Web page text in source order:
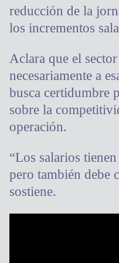
reducción de la
los incrementos
Aclara que el
necesariamente a
busca certidumbre
sobre la
operación.
“Los salarios
pero también debe
sostiene.